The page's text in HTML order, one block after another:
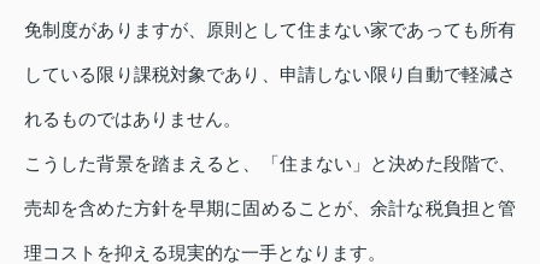
免制度がありますが、原則として住まない家であっても所有
している限り課税対象であり、申請しない限り自動で軽減さ
れるものではありません。
こうした背景を踏まえると、「住まない」と決めた段階で、
売却を含めた方針を早期に固めることが、余計な税負担と管
理コストを抑える現実的な一手となります。